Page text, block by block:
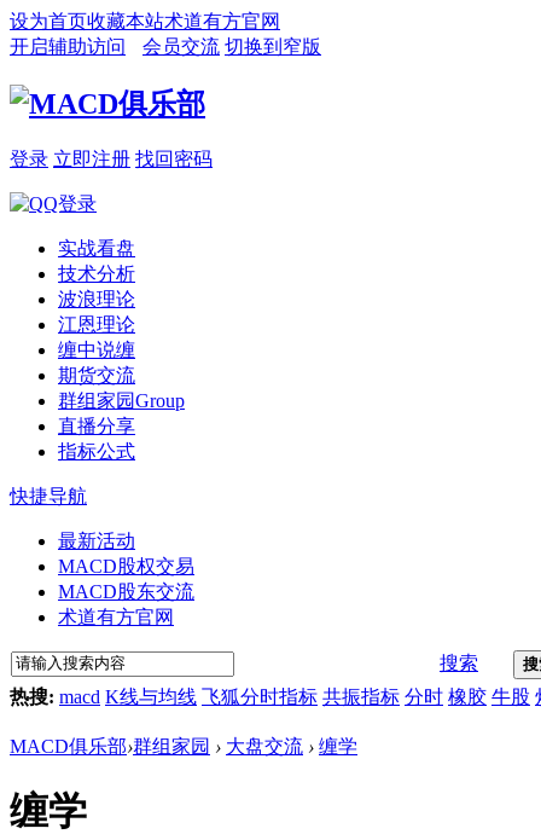
设为首页收藏本站术道有方官网
开启辅助访问
会员交流 切换到窄版
登录 立即注册 找回密码
实战看盘
技术分析
波浪理论
江恩理论
缠中说缠
期货交流
群组家园Group
直播分享
指标公式
快捷导航
最新活动
MACD股权交易
MACD股东交流
术道有方官网
搜索
热搜: macd K线与均线 飞狐分时指标 共振指标 分时 橡胶 牛股
MACD俱乐部›群组家园 › 大盘交流 › 缠学
缠学